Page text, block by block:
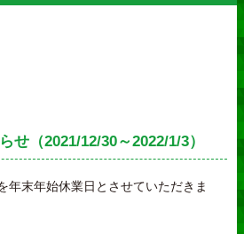
せ（2021/12/30～2022/1/3）
年末年始休業日とさせていただきま